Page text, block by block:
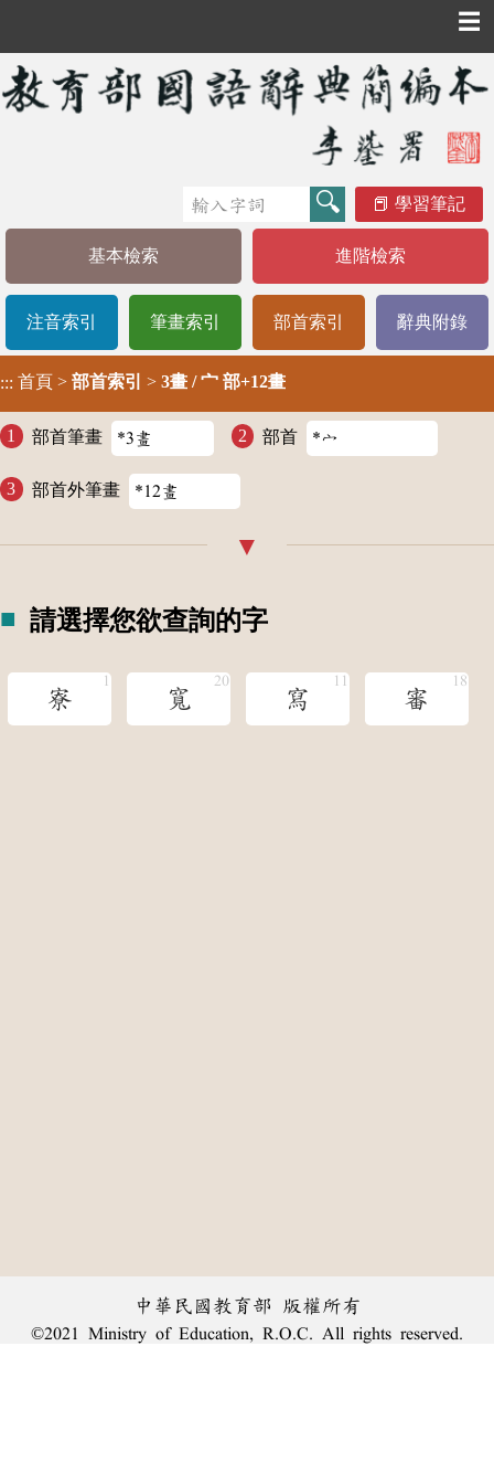
☰
學習筆記
基本檢索 進階檢索
注音索引 筆畫索引 部首索引 辭典附錄
::: 首頁 > 部首索引 > 3畫 / 宀 部+12畫
部首筆畫 部首
部首外筆畫
請選擇您欲查詢的字
寮 寬 寫 審
中華民國教育部 版權所有
©2021 Ministry of Education, R.O.C. All rights reserved.